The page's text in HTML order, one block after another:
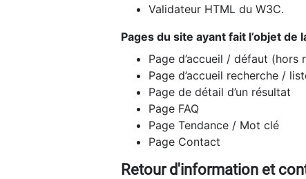
Validateur HTML du W3C.
Pages du site ayant fait l’objet
Page d’accueil / défaut (hors
Page d’accueil recherche /
Page de détail d’un résultat
Page FAQ
Page Tendance / Mot clé
Page Contact
Retour d'information et